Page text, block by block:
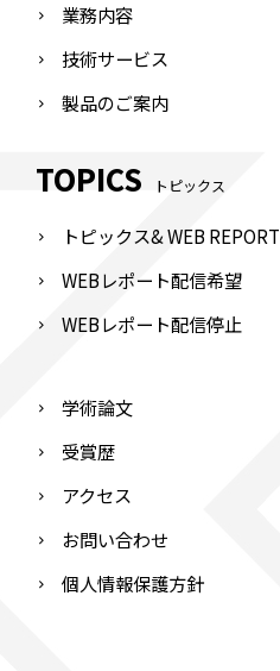
業務内容
技術サービス
製品のご案内
TOPICS トピックス
トピックス& WEB REPORT
WEBレポート配信希望
WEBレポート配信停止
学術論文
受賞歴
アクセス
お問い合わせ
個人情報保護方針